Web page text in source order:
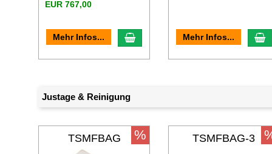
EUR 767,00
Mehr Infos... In den Warenkorb
Mehr Infos...
Justage & Reinigung
TSMFBAG % TSMFBAG-3